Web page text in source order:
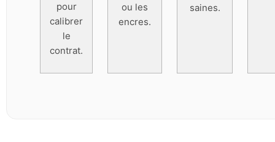
pour
calibrer
le
contrat.
ou les
encres.
saines.